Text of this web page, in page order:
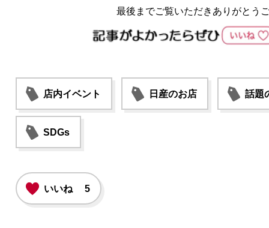
最後までご覧いただきありがとう
店内イベント 日産のお店 話題
SDGs
いいね 5